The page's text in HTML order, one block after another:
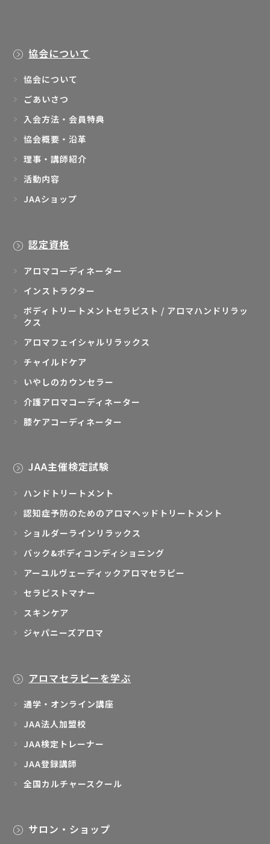
協会について
協会について
ごあいさつ
入会方法・会員特典
協会概要・沿革
理事・講師紹介
活動内容
JAAショップ
認定資格
アロマコーディネーター
インストラクター
ボディトリートメントセラピスト / アロマハンドリラッ
クス
アロマフェイシャルリラックス
チャイルドケア
いやしのカウンセラー
介護アロマコーディネーター
膝ケアコーディネーター
JAA主催検定試験
ハンドトリートメント
認知症予防のためのアロマヘッドトリートメント
ショルダーラインリラックス
バック&ボディコンディショニング
アーユルヴェーディックアロマセラピー
セラピストマナー
スキンケア
ジャパニーズアロマ
アロマセラピーを学ぶ
通学・オンライン講座
JAA法人加盟校
JAA検定トレーナー
JAA登録講師
全国カルチャースクール
サロン・ショップ